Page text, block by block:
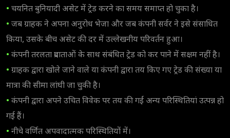
• चयनित बुनियादी असेट में ट्रेड करने का समय समाप्त हो चुका है।
• जब ग्राहक ने अपना अनुरोध भेजा और जब कंपनी सर्वर ने इसे संसाधित
किया, उसके बीच असेट की दर में उल्लेखनीय परिवर्तन हुआ।
• कंपनी तरलता प्रदाताओं के साथ संबंधित ट्रेड को कर पाने में सक्षम नहीं है।
• ग्राहक द्वारा खोले जाने वाले या कंपनी द्वारा तय किए गए ट्रेड की संख्या या
मात्रा की सीमा लांघी जा चुकी है।
• कंपनी द्वारा अपने उचित विवेक पर तय की गईं अन्य परिस्थितियां उत्पन्न हो
गई हैं।
• नीचे वर्णित अपवादात्मक परिस्थितियों में।